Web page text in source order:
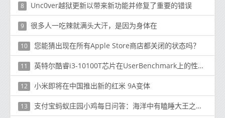
8 Unc0ver越狱更新以带来新功能并修复了重要的错误
9 很多人一吃辣就满头大汗，是因为身体在
10 您能猜出现在所有Apple Store商店都关闭的状态吗？
11 英特尔酷睿i3-10100T芯片在UserBenchmark上的性能为Comet Lake预算选择带来希望
12 小米即将在中国推出新的红米 9A变体
13 支付宝蚂蚁庄园小鸡每日问答：海洋中有瞌睡大王之称的是